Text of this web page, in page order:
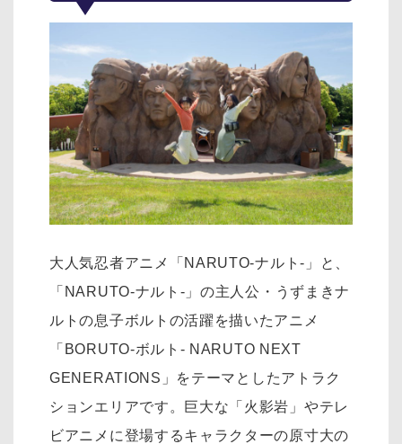
大人気忍者アニメ「NARUTO-ナルト-」と、
「NARUTO-ナルト-」の主人公・うずまきナ
ルトの息子ボルトの活躍を描いたアニメ
「BORUTO-ボルト- NARUTO NEXT
GENERATIONS」をテーマとしたアトラク
ションエリアです。巨大な「火影岩」やテレ
ビアニメに登場するキャラクターの原寸大の